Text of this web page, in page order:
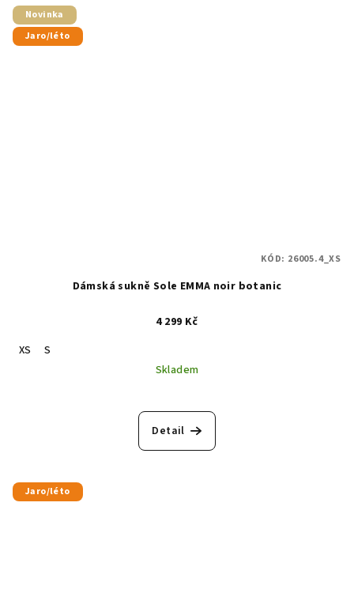
Novinka
Jaro/léto
Dámská sukně Sole EMMA noir botanic
4 299 Kč
XS
S
Skladem
Detail
KÓD: 26005.4_XS
Jaro/léto